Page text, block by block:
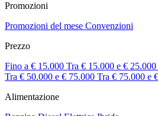
Promozioni
Promozioni del mese Convenzioni
Prezzo
Fino a € 15.000 Tra € 15.000 e € 25.000
Tra € 50.000 e € 75.000 Tra € 75.000 e
Alimentazione